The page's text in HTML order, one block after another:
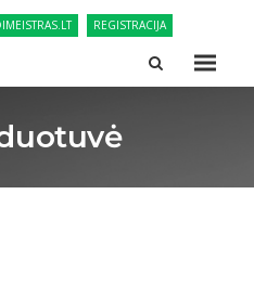
REGISTRACIJA